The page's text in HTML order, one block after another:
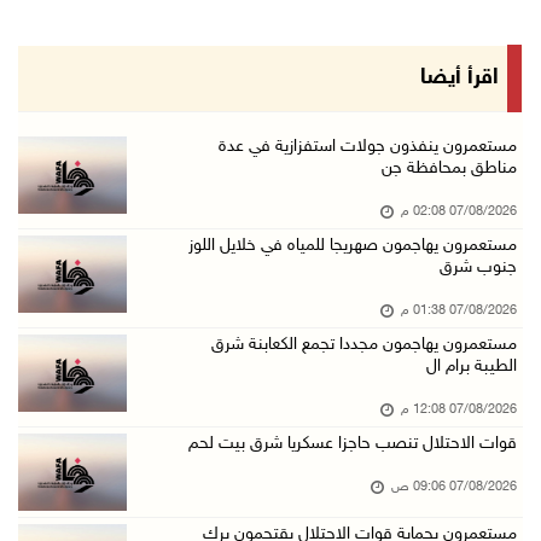
مستعمرون بحماية قوات الاحتلال يقتحمون برك سلي ...
الاحتلال يقتحم بلدة طمون جنوب طوباس
محافظة القدس: انسحاب قوات الاحتلال من مخيم قل ...
تواصل انتهاكات الاحتلال والمستعمرين: اعتقالات ...
06/آب/2026 11:53 م
الاحتلال يخطر باقتلاع أشجار من 310 دونمات وال ...
06/آب/2026 11:14 م
قوات الاحتلال تقتحم يعبد جنوب غرب جنين
اقرأ أيضا
مستعمرون ينفذون جولات استفزازية في عدة
مناطق بمحافظة جن
07/08/2026 02:08 م
مستعمرون يهاجمون صهريجا للمياه في خلايل اللوز
جنوب شرق
07/08/2026 01:38 م
مستعمرون يهاجمون مجددا تجمع الكعابنة شرق
الطيبة برام ال
07/08/2026 12:08 م
قوات الاحتلال تنصب حاجزا عسكريا شرق بيت لحم
07/08/2026 09:06 ص
مستعمرون بحماية قوات الاحتلال يقتحمون برك